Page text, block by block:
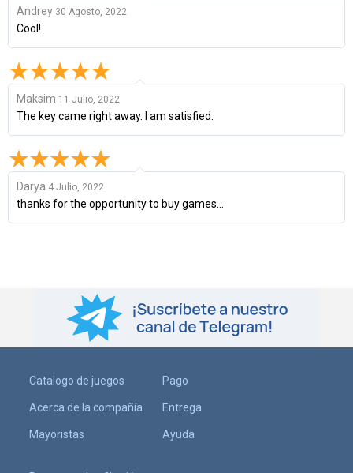
Andrey 30 Agosto, 2022
Cool!
Maksim 11 Julio, 2022
The key came right away. I am satisfied.
Darya 4 Julio, 2022
thanks for the opportunity to buy games...
Catalogo de juegos
Acerca de la compañía
Mayoristas
Pago
Entrega
Ayuda